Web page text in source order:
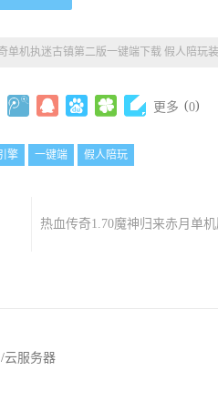
单机执迷古镇第二版一键端下载 假人陪玩
更多 (0)
擎 一键端 假人陪玩
热血传奇1.70魔神归来赤月单
云服务器